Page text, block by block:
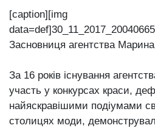
[caption][img
Засновниця агентства
За 16 років існування
участь у конкурсах краси,
найяскравішими подіумами
столицях моди,